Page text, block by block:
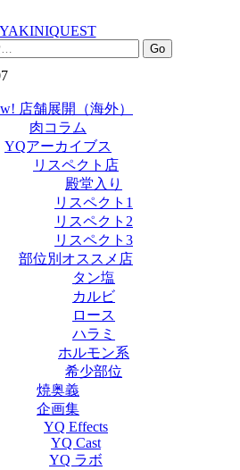
店舗展開（海外）
肉コラム
YQアーカイブス
リスペクト店
殿堂入り
リスペクト1
リスペクト2
リスペクト3
部位別オススメ店
タン塩
カルビ
ロース
ハラミ
ホルモン系
希少部位
焼奥義
企画集
YQ Effects
YQ Cast
YQ ラボ